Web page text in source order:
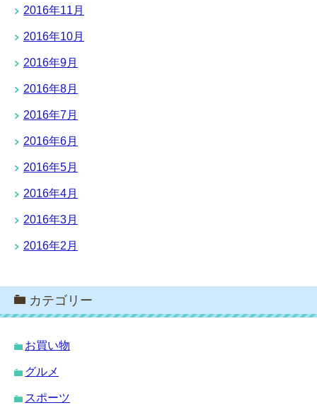
2016年11月
2016年10月
2016年9月
2016年8月
2016年7月
2016年6月
2016年5月
2016年4月
2016年3月
2016年2月
カテゴリー
お買い物
グルメ
スポーツ